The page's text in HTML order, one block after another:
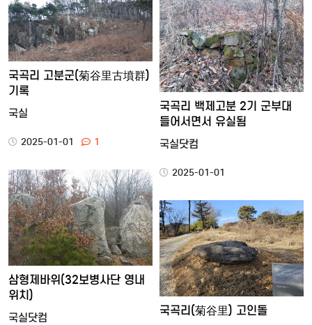
국곡리 고분군(菊谷里古墳群)
기록
국실
2025-01-01 1
국곡리 백제고분 2기 군부대
들어서면서 유실됨
국실닷컴
2025-01-01
삼형제바위(32보병사단 영내
위치)
국실닷컴 국곡리(菊谷里) 고인돌